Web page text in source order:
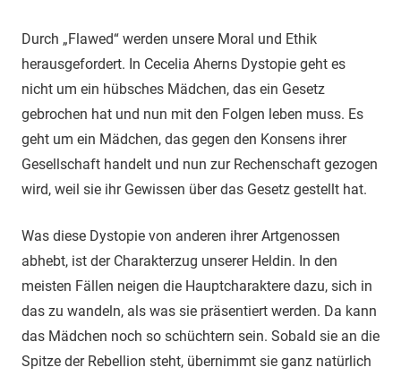
Durch „Flawed“ werden unsere Moral und Ethik
herausgefordert. In Cecelia Aherns Dystopie geht es
nicht um ein hübsches Mädchen, das ein Gesetz
gebrochen hat und nun mit den Folgen leben muss. Es
geht um ein Mädchen, das gegen den Konsens ihrer
Gesellschaft handelt und nun zur Rechenschaft gezogen
wird, weil sie ihr Gewissen über das Gesetz gestellt hat.
Was diese Dystopie von anderen ihrer Artgenossen
abhebt, ist der Charakterzug unserer Heldin. In den
meisten Fällen neigen die Hauptcharaktere dazu, sich in
das zu wandeln, als was sie präsentiert werden. Da kann
das Mädchen noch so schüchtern sein. Sobald sie an die
Spitze der Rebellion steht, übernimmt sie ganz natürlich